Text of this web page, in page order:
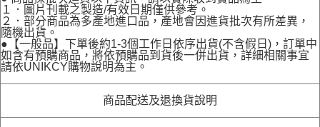
１．圖片刊載之製造/有效日期僅供參考。
２．部分商品為多產地進口品，產地會因進貨批次有所差異，
隨機出貨。
●【一般品】下單後約1-3個工作日依序出貨(不含假日)，訂單中
如含有預購商品，將依預購品到貨後一併出貨，詳細相關事宜
請依UNIKCY購物說明為主。
商品配送及退換貨說明